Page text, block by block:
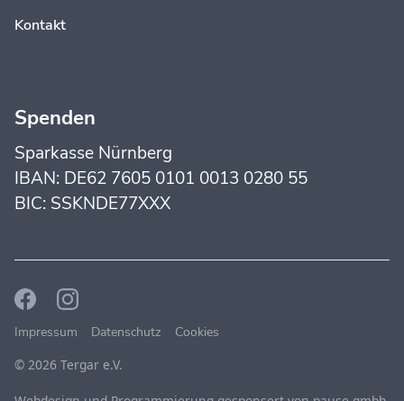
Kontakt
Spenden
Sparkasse Nürnberg
IBAN: DE62 7605 0101 0013 0280 55
BIC: SSKNDE77XXX
© 2026 Tergar e.V.
Impressum Datenschutz Cookies